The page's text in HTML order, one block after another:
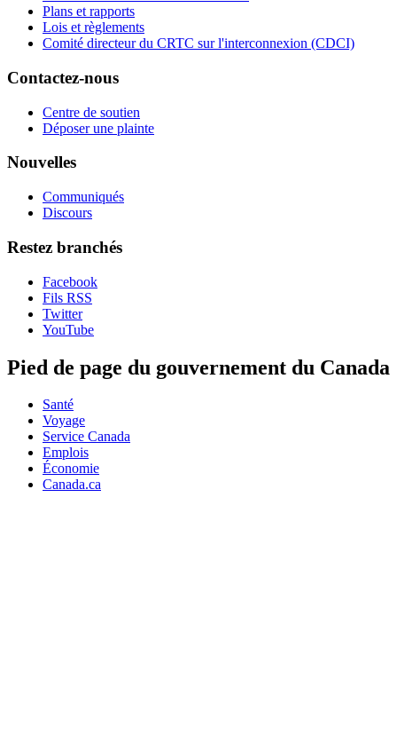
Plans et rapports
Lois et règlements
Comité directeur du CRTC sur l'interconnexion (CDCI)
Contactez-nous
Centre de soutien
Déposer une plainte
Nouvelles
Communiqués
Discours
Restez branchés
Facebook
Fils RSS
Twitter
YouTube
Pied de page du gouvernement du Canada
Santé
Voyage
Service Canada
Emplois
Économie
Canada.ca